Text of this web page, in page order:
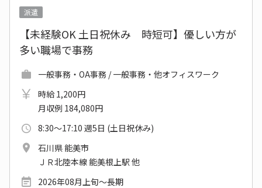
派遣
【未経験OK 土日祝休み 時短可】優しい方が
多い職場で事務
一般事務・OA事務 / 一般事務・他オフィスワーク
時給 1,200円
月収例 184,080円
8:30～17:10 週5日 (土日祝休み)
石川県 能美市
ＪＲ北陸本線 能美根上駅 他
2026年08月上旬～長期